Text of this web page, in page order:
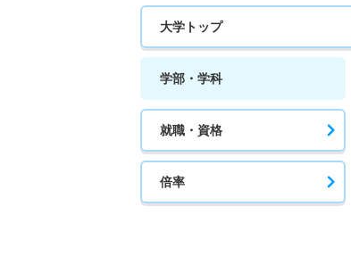
大学トップ
学部・学科
就職・資格
倍率